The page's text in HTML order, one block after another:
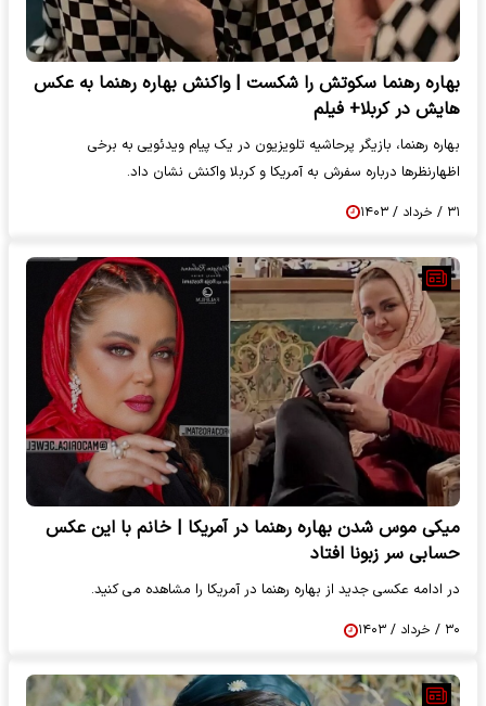
بهاره رهنما سکوتش را شکست | واکنش بهاره رهنما به عکس
هایش در کربلا+ فیلم
بهاره رهنما، بازیگر پرحاشیه تلویزیون در یک پیام ویدئویی به برخی
اظهارنظرها درباره سفرش به آمریکا و کربلا واکنش نشان داد.
۳۱ / خرداد / ۱۴۰۳
میکی موس شدن بهاره رهنما در آمریکا | خانم با این عکس
حسابی سر زبونا افتاد
در ادامه عکسی جدید از بهاره رهنما در آمریکا را مشاهده می کنید.
۳۰ / خرداد / ۱۴۰۳